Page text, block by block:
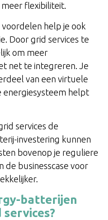
flexibiliteit.
help je ook
Door grid services te
om meer
net te integreren. Je
van een virtuele
energiesysteem helpt
services de
investering kunnen
bovenop je reguliere
de businesscase voor
batterijen